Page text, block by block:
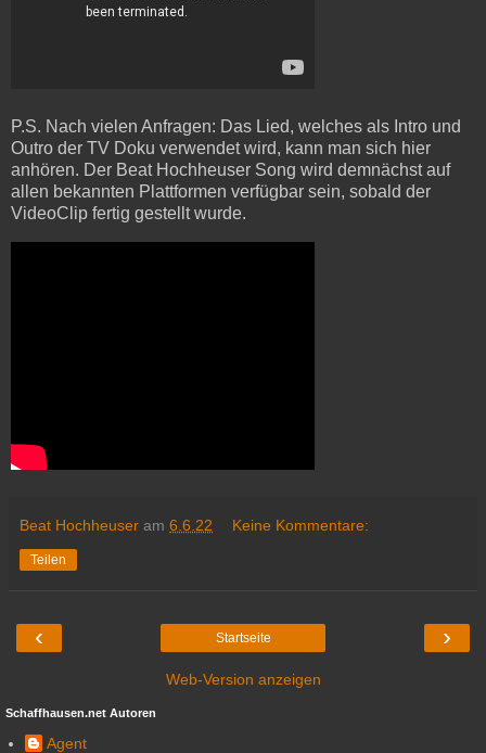
P.S. Nach vielen Anfragen: Das Lied, welches als Intro und
Outro der TV Doku verwendet wird, kann man sich hier
anhören. Der Beat Hochheuser Song wird demnächst auf
allen bekannten Plattformen verfügbar sein, sobald der
VideoClip fertig gestellt wurde.
Beat Hochheuser am 6.6.22 Keine Kommentare:
Teilen
‹ ›
Startseite
Web-Version anzeigen
Schaffhausen.net Autoren
Agent